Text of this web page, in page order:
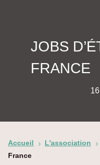
JOBS
FRANCE
Accueil 5 L'association 5
France